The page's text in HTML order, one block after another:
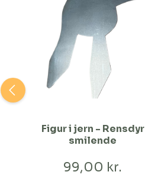
Figur i jern - Rensdyr
smilende
99,00 kr.